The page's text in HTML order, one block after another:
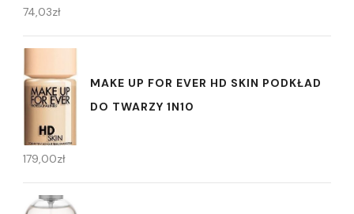
74,03zł
MAKE UP FOR EVER HD SKIN PODKŁAD
DO TWARZY 1N10
179,00zł